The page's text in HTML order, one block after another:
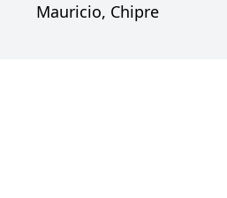
Mauricio, Chipre